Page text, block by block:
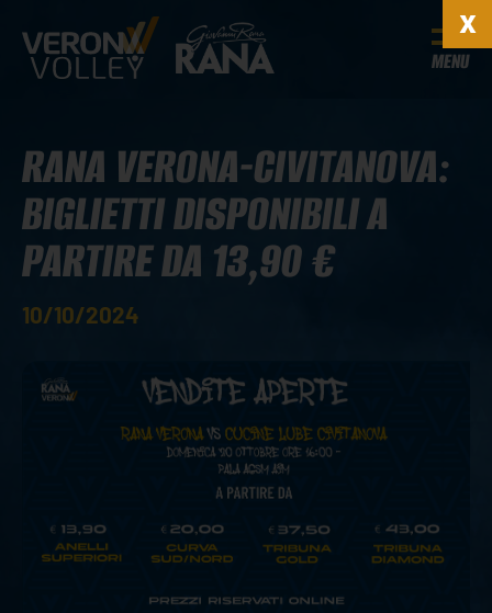
MENU
RANA VERONA-CIVITANOVA:
BIGLIETTI DISPONIBILI A
PARTIRE DA 13,90 €
10/10/2024